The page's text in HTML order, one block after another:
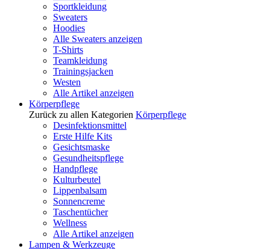
Sportkleidung
Sweaters
Hoodies
Alle Sweaters anzeigen
T-Shirts
Teamkleidung
Trainingsjacken
Westen
Alle Artikel anzeigen
Körperpflege
Zurück zu allen Kategorien Körperpflege
Desinfektionsmittel
Erste Hilfe Kits
Gesichtsmaske
Gesundheitspflege
Handpflege
Kulturbeutel
Lippenbalsam
Sonnencreme
Taschentücher
Wellness
Alle Artikel anzeigen
Lampen & Werkzeuge